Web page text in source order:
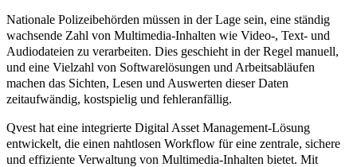
Nationale Polizeibehörden müssen in der Lage sein, eine ständig
wachsende Zahl von Multimedia-Inhalten wie Video-, Text- und
Audiodateien zu verarbeiten. Dies geschieht in der Regel manuell,
und eine Vielzahl von Softwarelösungen und Arbeitsabläufen
machen das Sichten, Lesen und Auswerten dieser Daten
zeitaufwändig, kostspielig und fehleranfällig.
Qvest hat eine integrierte Digital Asset Management-Lösung
entwickelt, die einen nahtlosen Workflow für eine zentrale, sichere
und effiziente Verwaltung von Multimedia-Inhalten bietet. Mit